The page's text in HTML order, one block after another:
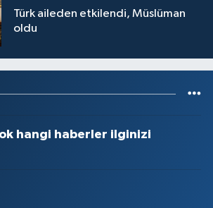
Türk aileden etkilendi, Müslüman
oldu
hangi haberler ilginizi